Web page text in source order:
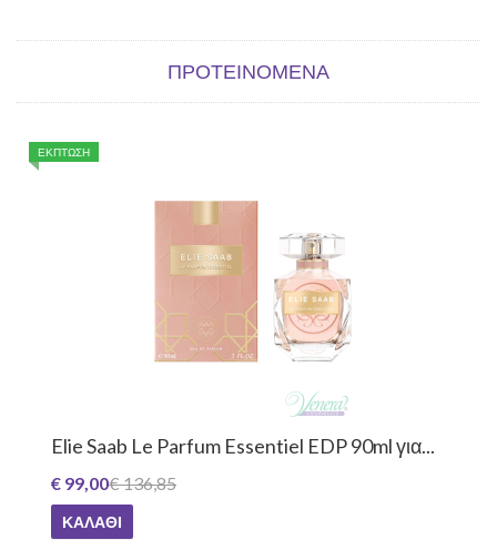
ΠΡΟΤΕΙΝΌΜΕΝΑ
ΕΚΠΤΩΣΗ
Elie Saab Le Parfum Essentiel EDP 90ml για...
€ 136,85
€ 99,00
ΚΑΛΆΘΙ